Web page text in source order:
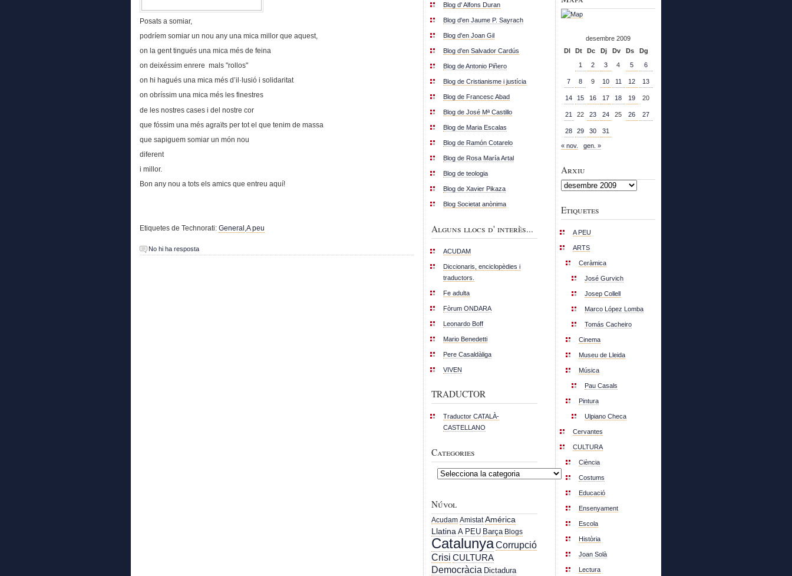
Posats a somiar,
podríem somiar un nou any una mica millor que aquest,
on la gent tingués una mica més de feina
on deixéssim enrere mals "rollos"
on hi hagués una mica més d’il·lusió i solidaritat
on obríssim una mica més les finestres
de les nostres cases i del nostre cor
que fóssim una més agraïts per tot el que tenim de massa
que sapiguem somiar un món nou
diferent
i millor.
Bon any nou a tots els amics que entreu aquí!
Etiquetes de Technorati: General ,A peu
No hi ha resposta
Blog d' Alfons Duran
Blog d'en Jaume P. Sayrach
Blog d'en Joan Gil
Blog d'en Salvador Cardús
Blog de Antonio Piñero
Blog de Cristianisme i justícia
Blog de Francesc Abad
Blog de José Mª Castillo
Blog de Maria Escalas
Blog de Ramón Cotarelo
Blog de Rosa María Artal
Blog de teologia
Blog de Xavier Pikaza
Blog Societat anònima
Alguns llocs d' interès...
ACUDAM
Diccionaris, enciclopèdies i
traductors.
Fe adulta
Fòrum ONDARA
Leonardo Boff
Mario Benedetti
Pere Casaldàliga
VIVEN
TRADUCTOR
Traductor CATALÀ-
CASTELLANO
Categories
Categories
Núvol
Acudam Amistat América
Llatina A PEU Barça Blogs
CatalunyaCorrupció
Crisi CULTURA
Democràcia Dictadura
desembre 2009
Dl
Dt Dc Dj Dv Ds
Dg
1
2 3 4 5 6
7 8 9 10 11 12 13
14 15 16 17 18 19 20
21 22 23 24 25 26 27
28 29 30 31
« nov. gen. »
Arxiu
Arxiu
Etiquetes
A PEU
ARTS
Ceràmica
José Gurvich
Josep Collell
Marco López Lomba
Tomás Cacheiro
Cinema
Museu de Lleida
Música
Pau Casals
Pintura
Ulpiano Checa
Cervantes
CULTURA
Ciència
Costums
Educació
Ensenyament
Escola
Història
Joan Solà
Lectura